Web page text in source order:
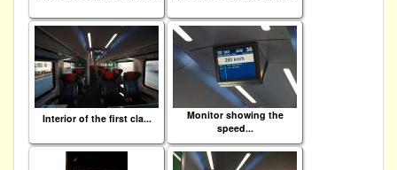
Interior of the first cla...
Monitor showing the
speed...